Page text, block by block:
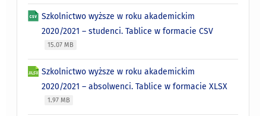
Szkolnictwo wyższe w roku akademickim
2020/2021 – studenci. Tablice w formacie CSV
15.07 MB
Szkolnictwo wyższe w roku akademickim
2020/2021 – absolwenci. Tablice w formacie XLSX
1.97 MB